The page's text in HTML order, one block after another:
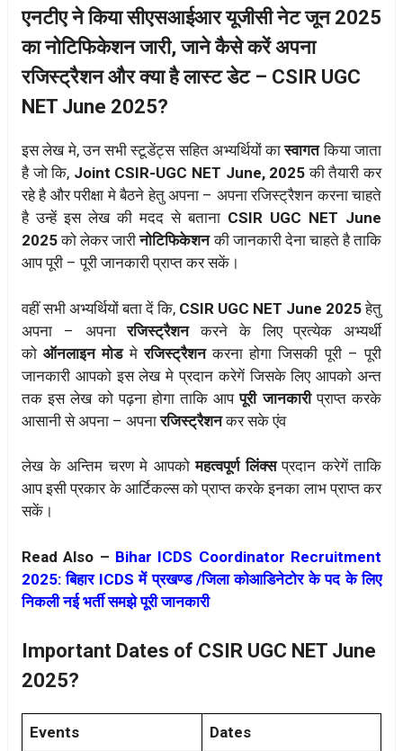
एनटीए ने किया सीएसआईआर यूजीसी नेट जून 2025
का नोटिफिकेशन जारी, जाने कैसे करें अपना
रजिस्ट्रैशन और क्या है लास्ट डेट – CSIR UGC
NET June 2025?
इस लेख मे, उन सभी स्टूडेंट्स सहित अभ्यर्थियों कास्वागतकिया जाता
है जो कि, Joint CSIR-UGC NET June, 2025की तैयारी कर
रहे है और परीक्षा मे बैठने हेतु अपना – अपना रजिस्ट्रैशन करना चाहते
है उन्हें इस लेख की मदद से बताना CSIR UGC NET June
2025 को लेकर जारीनोटिफिकेशनकी जानकारी देना चाहते है ताकि
आप पूरी – पूरी जानकारी प्राप्त कर सकें।
वहीं सभी अभ्यर्थियों बता दें कि, CSIR UGC NET June 2025हेतु
अपना – अपनारजिस्ट्रैशनकरने के लिए प्रत्येक अभ्यर्थी
कोऑनलाइन मोडमेरजिस्ट्रैशनकरना होगा जिसकी पूरी – पूरी
जानकारी आपको इस लेख मे प्रदान करेगें जिसके लिए आपको अन्त
तक इस लेख को पढ़ना होगा ताकि आपपूरी जानकारीप्राप्त करके
आसानी से अपना – अपनारजिस्ट्रैशनकर सके एंव
लेख के अन्तिम चरण मे आपकोमहत्वपूर्ण लिंक्सप्रदान करेगें ताकि
आप इसी प्रकार के आर्टिकल्स को प्राप्त करके इनका लाभ प्राप्त कर
सकें।
Read Also – Bihar ICDS Coordinator Recruitment
2025: बिहार ICDS में प्रखण्ड /जिला कोआडिनेटोर के पद के लिए
निकली नई भर्ती समझे पूरी जानकारी
Important Dates of CSIR UGC NET June
2025?
Events Dates